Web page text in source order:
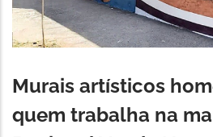
Murais artísticos
quem trabalha na